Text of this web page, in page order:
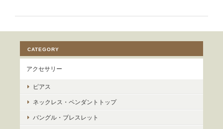
CATEGORY
アクセサリー
ピアス
ネックレス・ペンダントトップ
バングル・ブレスレット